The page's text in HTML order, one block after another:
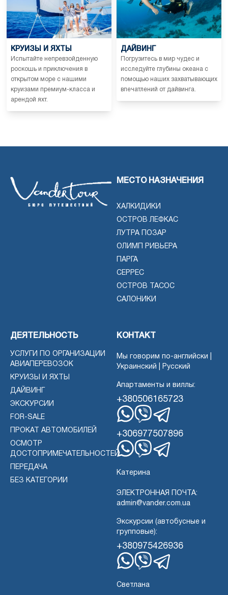
КРУИЗЫ И ЯХТЫ
Испытайте непревзойденную
роскошь и приключения в
открытом море с нашими
круизами премиум-класса и
арендой яхт.
ДАЙВИНГ
Погрузитесь в мир чудес и
исследуйте глубины океана с
помощью наших захватывающих
впечатлений от дайвинга.
МЕСТО НАЗНАЧЕНИЯ
ХАЛКИДИКИ
ОСТРОВ ЛЕФКАС
ЛУТРА ПОЗАР
ОЛИМП РИВЬЕРА
ПАРГА
СЕРРЕС
ОСТРОВ ТАСОС
САЛОНИКИ
ДЕЯТЕЛЬНОСТЬ
УСЛУГИ ПО ОРГАНИЗАЦИИ
АВИАПЕРЕВОЗОК
КРУИЗЫ И ЯХТЫ
ДАЙВИНГ
ЭКСКУРСИИ
FOR-SALE
ПРОКАТ АВТОМОБИЛЕЙ
ОСМОТР
ДОСТОПРИМЕЧАТЕЛЬНОСТЕЙ
ПЕРЕДАЧА
БЕЗ КАТЕГОРИИ
КОНТАКТ
Мы говорим по-английски |
Украинский | Русский
Апартаменты и виллы:
+380506165723
WhatsApp
ВиберТелеграмма
+306977507896
Катерина
ЭЛЕКТРОННАЯ ПОЧТА:
admin@vander.com.ua
Экскурсии (автобусные и
групповые):
+380975426936
Светлана